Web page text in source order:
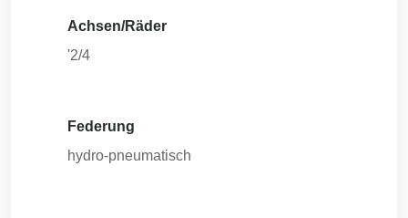
Achsen/Räder
'2/4
Federung
hydro-pneumatisch